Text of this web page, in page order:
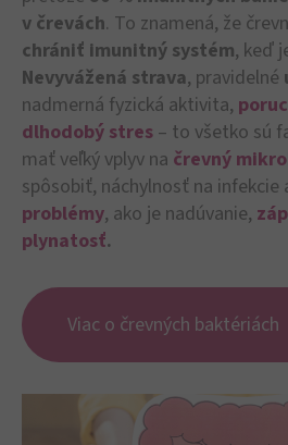
v črevách. To znamená, že
chrániť imunitný systém, keď
Nevyvážená strava, pravidelné
nadmerná fyzická aktivita,
dlhodobý stres – to všetko sú
mať veľký vplyv na črevný
spôsobiť, náchylnosť na infekcie
problémy, ako je nadúvanie,
plynatosť.
Viac o črevných baktériách